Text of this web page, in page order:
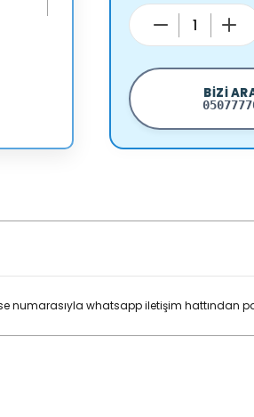
BIZI
numarasıyla whatsapp iletişim